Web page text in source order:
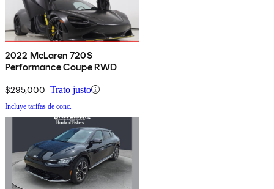
2022 McLaren 720S
Performance Coupe RWD
$295,000 Trato justo
Incluye tarifas de conc.